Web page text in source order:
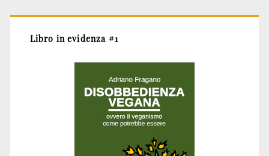
Libro in evidenza #1